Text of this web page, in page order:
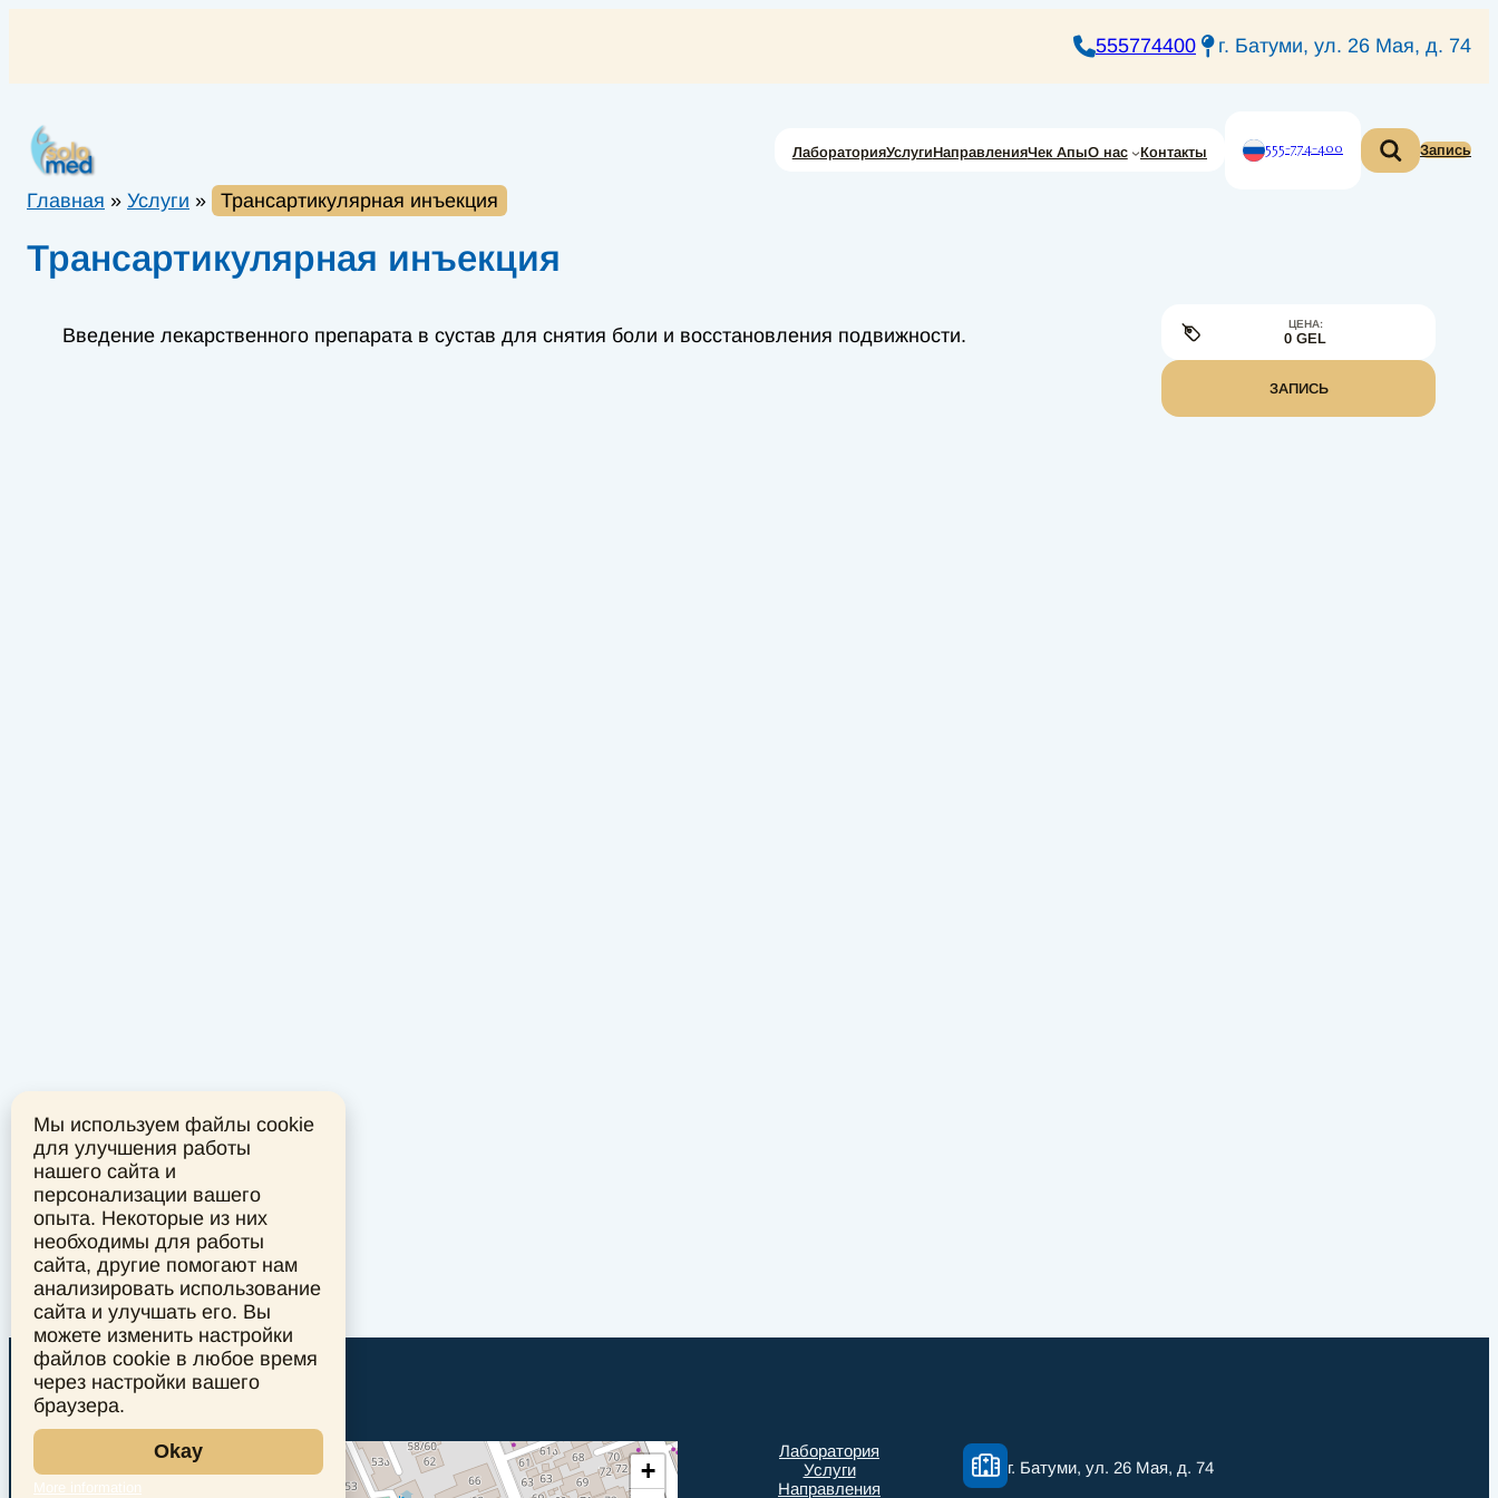
555774400 г. Батуми, ул. 26 Мая, д. 74
ЛабораторияУслугиНаправленияЧек АпыО нас Контакты 555-774-400 Запись
Главная » Услуги » Трансартикулярная инъекция
Трансартикулярная инъекция
Введение лекарственного препарата в сустав для снятия боли и восстановления подвижности.
ЦЕНА:
0 GEL
ЗАПИСЬ
+
Лаборатория
Услуги
Направления
г. Батуми, ул. 26 Мая, д. 74
Мы используем файлы cookie
для улучшения работы
нашего сайта и
персонализации вашего
опыта. Некоторые из них
необходимы для работы
сайта, другие помогают нам
анализировать использование
сайта и улучшать его. Вы
можете изменить настройки
файлов cookie в любое время
через настройки вашего
браузера.
Okay
More information